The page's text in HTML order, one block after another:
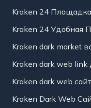
Kraken 24
Kraken 24 Удобная
Kraken dark market
Kraken dark web link
Kraken dark web сайт
Kraken Dark Web